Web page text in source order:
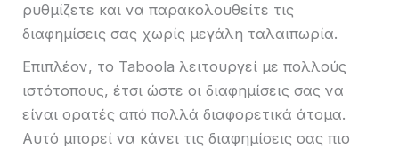
ρυθμίζετε και να παρακολουθείτε τις
διαφημίσεις σας χωρίς μεγάλη ταλαιπωρία.
Επιπλέον, το Taboola λειτουργεί με πολλούς
ιστότοπους, έτσι ώστε οι διαφημίσεις σας να
είναι ορατές από πολλά διαφορετικά άτομα.
Αυτό μπορεί να κάνει τις διαφημίσεις σας πιο